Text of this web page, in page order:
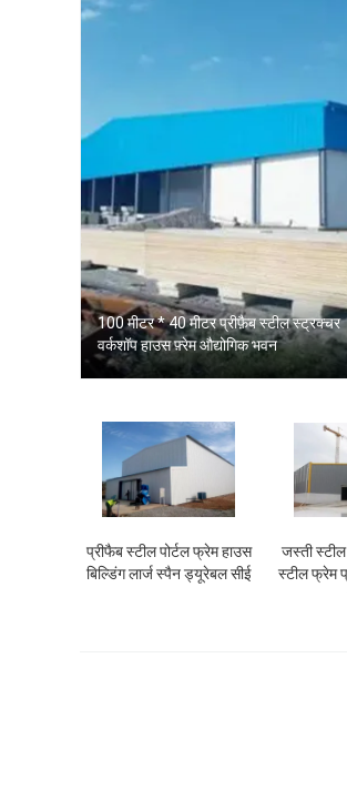
100 मीटर * 40 मीटर प्रीफ़ैब स्टील स्ट्रक्चर
वर्कशॉप हाउस फ़्रेम औद्योगिक भवन
प्रीफैब स्टील पोर्टल फ्रेम हाउस
बिल्डिंग लार्ज स्पैन ड्यूरेबल सीई
जस्ती
स्टील फ्रेम